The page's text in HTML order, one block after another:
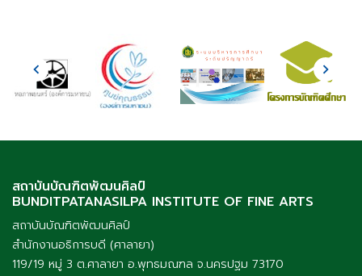
สถาบันบัณฑิตพัฒนศิลป์
BUNDITPATANASILPA INSTITUTE OF FINE ARTS
สถาบันบัณฑิตพัฒนศิลป์
สำนักงานอธิการบดี (ศาลายา)
119/19 หมู่ 3 ต.ศาลายา อ.พุทธมณฑล จ.นครปฐม 73170